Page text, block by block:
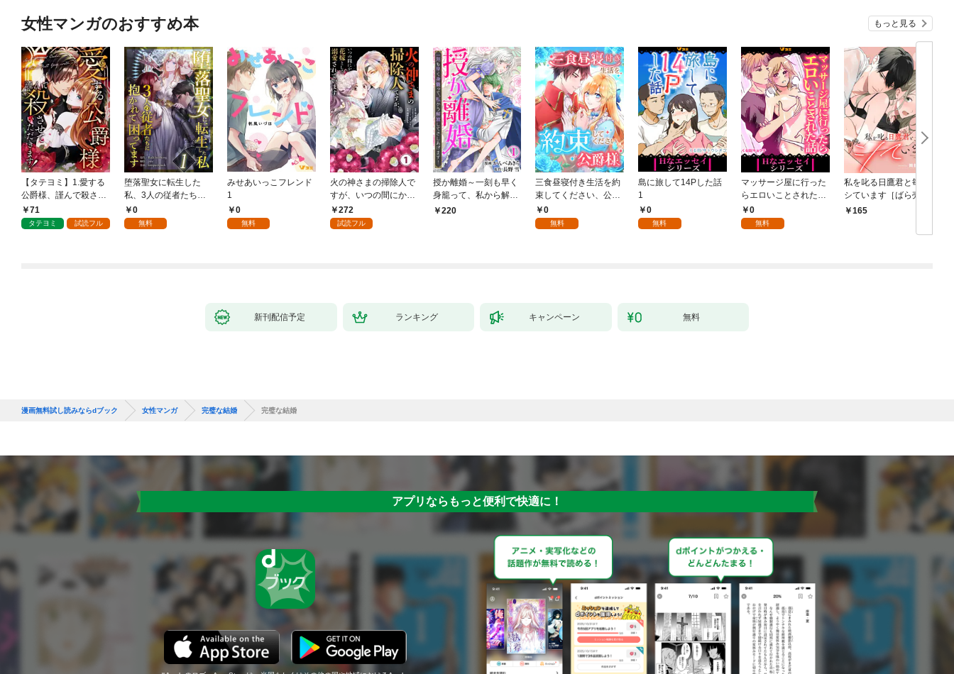
女性マンガのおすすめ本 もっと見る
【タテヨミ】1.愛する
公爵様、謹んで殺させ
ていただきます！
71
タテヨミ 試読フル
堕落聖女に転生した
私、3人の従者たちに
抱かれて困ってます 第
1話
0
無料
みせあいっこフレンド
1
0
無料
火の神さまの掃除人で
すが、いつの間にか花
嫁として溺愛されてい
ます【単話】（１）
272
試読フル
授か離婚～一刻も早く
身籠って、私から解放
してさしあげます！1
220
三食昼寝付き生活を約
束してください、公爵
様 1話
0
無料
島に旅して14Pした話
1
0
無料
マッサージ屋に行った
らエロいことされた話
1 0
無料
私を叱る日鷹君と毎晩
シています［ばら売
り］ 第1話
165
新刊配信予定 ランキング キャンペーン 無料
漫画無料試し読みならdブック 女性マンガ 完璧な結婚 完璧な結婚
アプリならもっと便利で快適に！